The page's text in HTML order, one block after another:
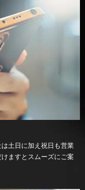
土日に加え祝日も営業
ますとスムーズにご案